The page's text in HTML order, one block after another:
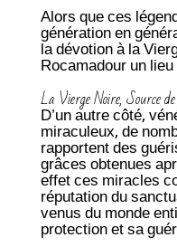
Alors que ces
génération en
la dévotion à la
Rocamadour un
La Vierge Noire, Source
D’un autre côté,
miraculeux, de
rapportent des
grâces obtenues
effet ces miracles
réputation du
venus du monde
protection et sa